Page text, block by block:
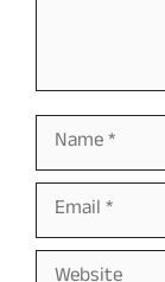
Name
Email
Website